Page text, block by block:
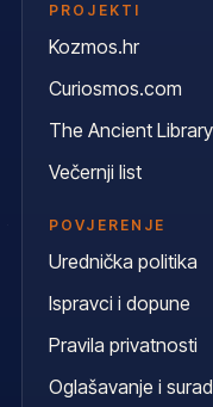
PROJEKTI
Kozmos.hr
Curiosmos.com
The Ancient Library
Večernji list
POVJERENJE
Urednička politika
Ispravci i dopune
Pravila privatnosti
Oglašavanje i